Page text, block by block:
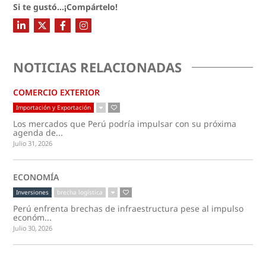
Si te gustó...¡Compártelo!
NOTICIAS RELACIONADAS
COMERCIO EXTERIOR
Importación y Exportación
Los mercados que Perú podría impulsar con su próxima
agenda de...
Julio 31, 2026
ECONOMÍA
Inversiones brecha logística
Perú enfrenta brechas de infraestructura pese al impulso
económ...
Julio 30, 2026